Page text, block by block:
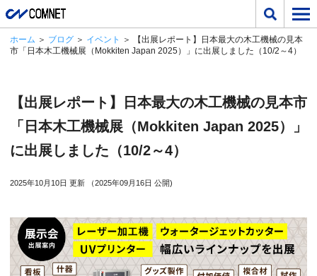
ホーム ＞ ブログ ＞ イベント
＞ 【出展レポート】日本最大の木工機械の見本
市「日本木工機械展（Mokkiten Japan 2025）」に出展しました（10/2～4）
【出展レポート】日本最大の木工機械の見本市
「日本木工機械展（Mokkiten Japan 2025）」
に出展しました（10/2～4）
2025年10月10日 更新 （2025年09月16日 公開)